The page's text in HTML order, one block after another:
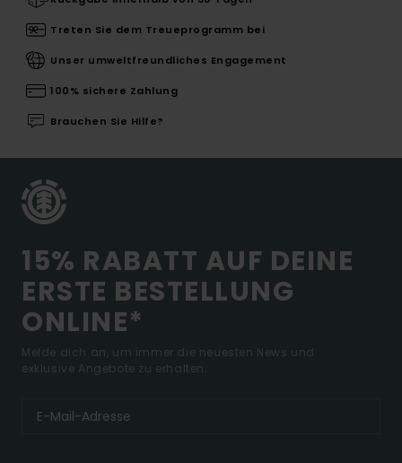
Treten Sie dem Treueprogramm bei
Unser umweltfreundliches Engagement
100% sichere Zahlung
Brauchen Sie Hilfe?
15% RABATT AUF DEINE
ERSTE BESTELLUNG
ONLINE*
Melde dich an, um immer die neuesten News und
exklusive Angebote zu erhalten.